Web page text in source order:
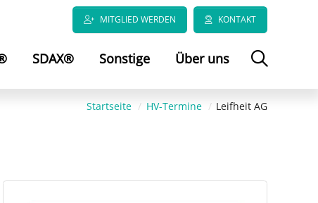
MITGLIED WERDEN KONTAKT
SDAX® Sonstige Über uns
Startseite HV-Termine Leifheit AG